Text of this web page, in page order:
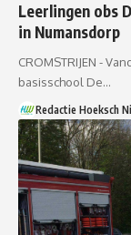
Leerlingen obs
in Numansdorp
CROMSTRIJEN -
basisschool De…
Redactie Hoeksch